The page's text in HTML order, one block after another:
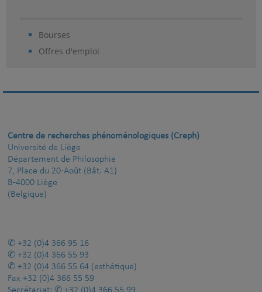
Bourses
Offres d'emploi
Centre de recherches phénoménologiques (Creph)
Université de Liège
Département de Philosophie
7, Place du 20-Août (Bât. A1)
B-4000 Liège
(Belgique)
+32 (0)4 366 95 16
+32 (0)4 366 55 93
+32 (0)4 366 55 64 (esthétique)
Fax +32 (0)4 366 55 59